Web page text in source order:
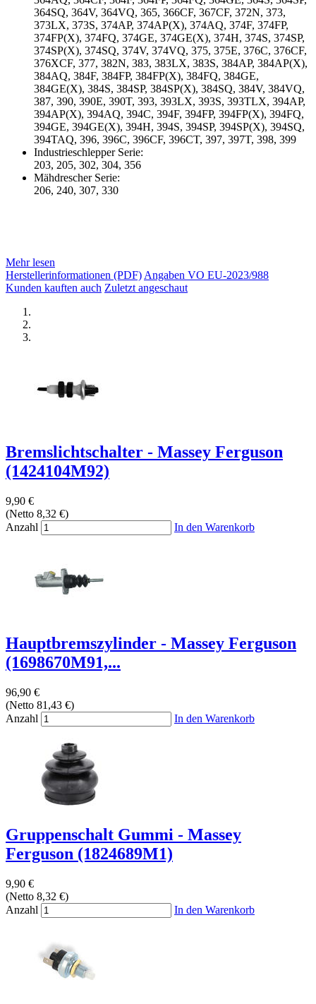
364SQ, 364V, 364VQ, 365, 366CF, 367CF, 372N, 373,
373LX, 373S, 374AP, 374AP(X), 374AQ, 374F, 374FP,
374FP(X), 374FQ, 374GE, 374GE(X), 374H, 374S, 374SP,
374SP(X), 374SQ, 374V, 374VQ, 375, 375E, 376C, 376CF,
376XCF, 377, 382N, 383, 383LX, 383S, 384AP, 384AP(X),
384AQ, 384F, 384FP, 384FP(X), 384FQ, 384GE,
384GE(X), 384S, 384SP, 384SP(X), 384SQ, 384V, 384VQ,
387, 390, 390E, 390T, 393, 393LX, 393S, 393TLX, 394AP,
394AP(X), 394AQ, 394C, 394F, 394FP, 394FP(X), 394FQ,
394GE, 394GE(X), 394H, 394S, 394SP, 394SP(X), 394SQ,
394TAQ, 396, 396C, 396CF, 396CT, 397, 397T, 398, 399
Industrieschlepper Serie:
203, 205, 302, 304, 356
Mähdrescher Serie:
206, 240, 307, 330
Mehr lesen
Herstellerinformationen (PDF)Angaben VO EU-2023/988
Kunden kauften auch Zuletzt angeschaut
Bremslichtschalter - Massey Ferguson
(1424104M92)
9,90 €
(Netto 8,32 €)
Anzahl
In den Warenkorb
Hauptbremszylinder - Massey Ferguson
(1698670M91,...
96,90 €
(Netto 81,43 €)
Anzahl
In den Warenkorb
Gruppenschalt Gummi - Massey
Ferguson (1824689M1)
9,90 €
(Netto 8,32 €)
Anzahl
In den Warenkorb